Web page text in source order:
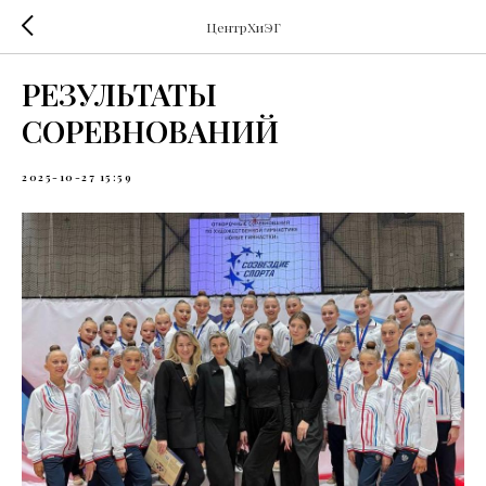
ЦентрХиЭГ
РЕЗУЛЬТАТЫ
СОРЕВНОВАНИЙ
2025-10-27 15:59